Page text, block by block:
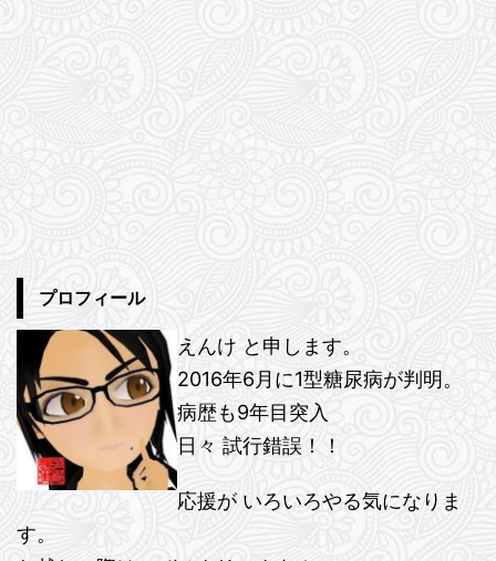
プロフィール
えんけ と申します。
2016年6月に1型糖尿病が判明。
病歴も9年目突入
日々 試行錯誤！！
応援が いろいろやる気になりま
す。